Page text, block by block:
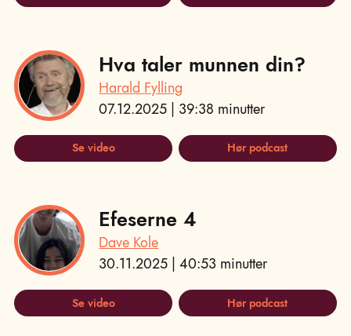
Hva taler munnen din?
Harald Fylling
07.12.2025 | 39:38 minutter
Se video Hør podcast
Efeserne 4
Dave Kole
30.11.2025 | 40:53 minutter
Se video Hør podcast